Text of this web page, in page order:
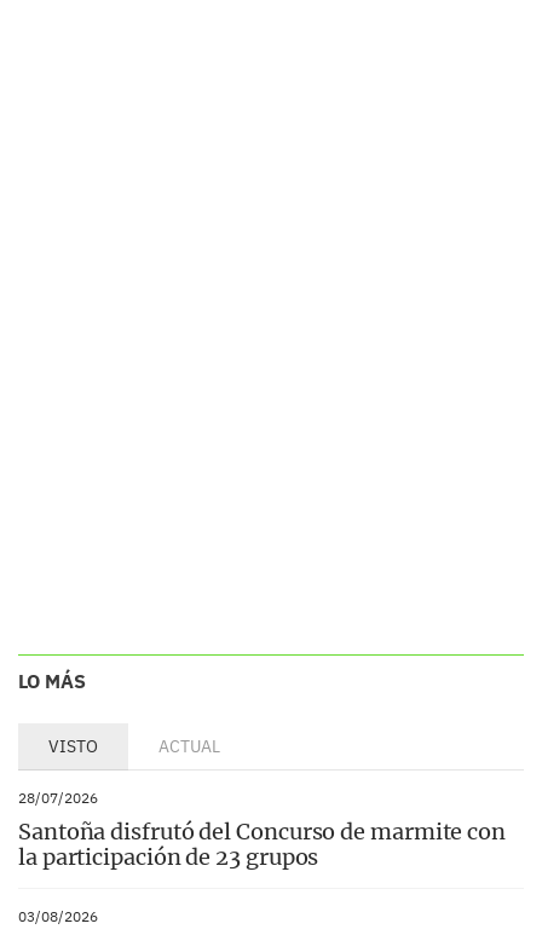
LO MÁS
VISTO ACTUAL
28/07/2026
Santoña disfrutó del Concurso de marmite con
la participación de 23 grupos
03/08/2026